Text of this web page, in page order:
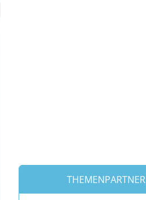
THEMENPARTNER